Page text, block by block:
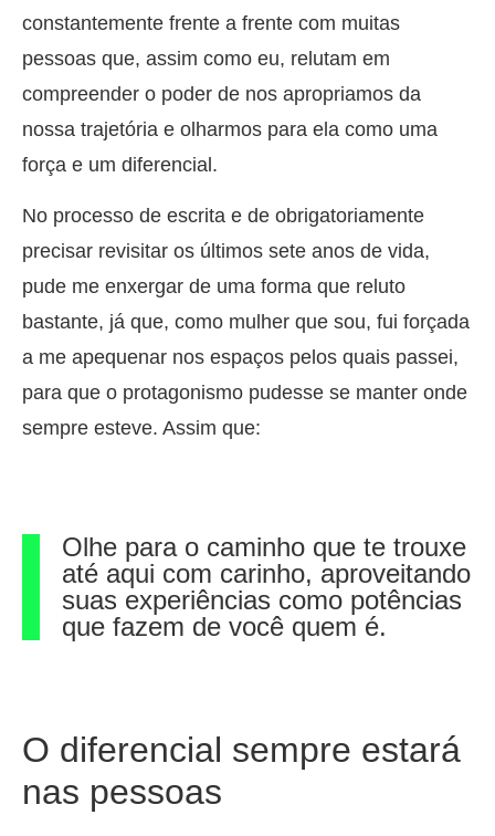
constantemente frente a frente com muitas
pessoas que, assim como eu, relutam em
compreender o poder de nos apropriamos da
nossa trajetória e olharmos para ela como uma
força e um diferencial.
No processo de escrita e de obrigatoriamente
precisar revisitar os últimos sete anos de vida,
pude me enxergar de uma forma que reluto
bastante, já que, como mulher que sou, fui forçada
a me apequenar nos espaços pelos quais passei,
para que o protagonismo pudesse se manter onde
sempre esteve. Assim que:
Olhe para o caminho que te trouxe
até aqui com carinho, aproveitando
suas experiências como potências
que fazem de você quem é.
O diferencial sempre estará
nas pessoas